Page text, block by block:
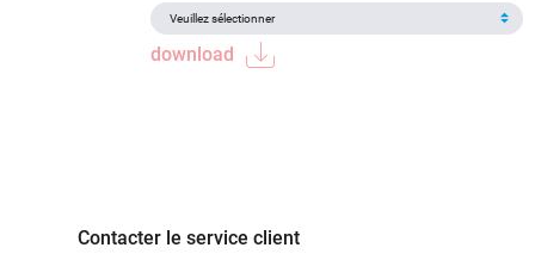
download
Contacter le service client